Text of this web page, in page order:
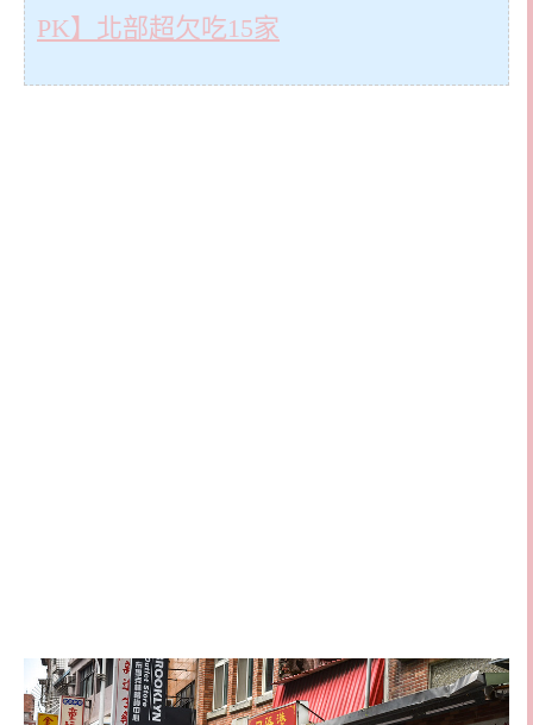
PK】北部超欠吃15家